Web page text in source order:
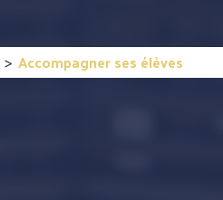
> Accompagner ses élèves